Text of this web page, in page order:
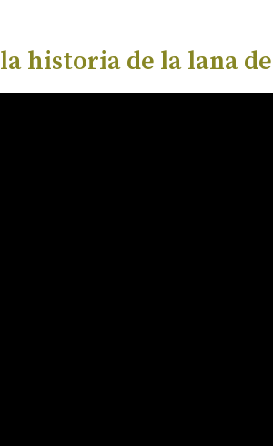
historia de la lana